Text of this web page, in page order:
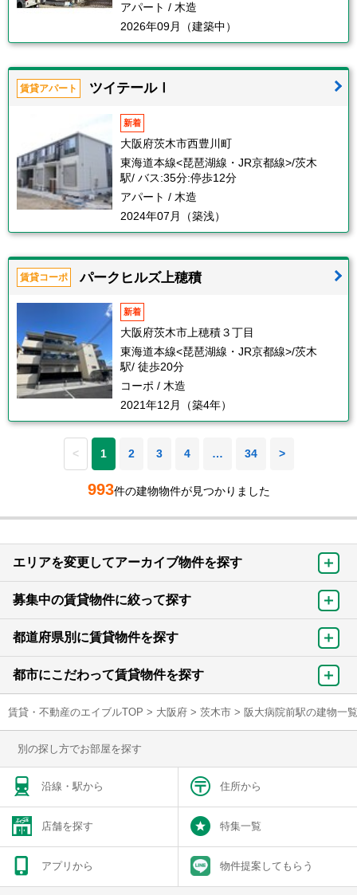
アパート / 木造
2026年09月（建築中）
賃貸アパート ツイテールⅠ
新着
大阪府茨木市西豊川町
東海道本線<琵琶湖線・JR京都線>/茨木
駅/ バス:35分:停歩12分
アパート / 木造
2024年07月（築浅）
賃貸コーポ パークヒルズ上穂積
新着
大阪府茨木市上穂積３丁目
東海道本線<琵琶湖線・JR京都線>/茨木
駅/ 徒歩20分
コーポ / 木造
2021年12月（築4年）
< 1 2 3 4 … 34 >
993件の建物物件が見つかりました
エリアを変更してアーカイブ物件を探す
募集中の賃貸物件に絞って探す
都道府県別に賃貸物件を探す
都市にこだわって賃貸物件を探す
賃貸・不動産のエイブルTOP > 大阪府 > 茨木市 > 阪大病院前駅の建物一覧
別の探し方でお部屋を探す
沿線・駅から 住所から
店舗を探す 特集一覧
アプリから 物件提案してもらう